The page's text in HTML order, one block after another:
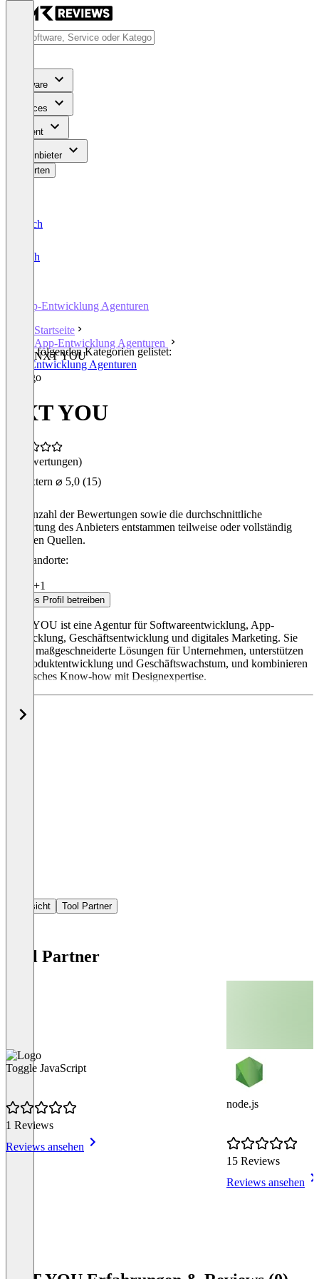
Software
Services
Content
Für Anbieter
Bewerten
Deutsch
English
App-Entwicklung Agenturen
Startseite
App-Entwicklung Agenturen
NXT YOU
In den folgenden Kategorien gelistet:
App-Entwicklung Agenturen
NXT YOU
(0 Bewertungen)
Extern ⌀ 5,0 (15)
Die Anzahl der Bewertungen sowie die durchschnittliche
Bewertung des Anbieters entstammen teilweise oder vollständig
externen Quellen.
Standorte:
+1
Dieses Profil betreiben
NXT YOU ist eine Agentur für Softwareentwicklung, App-
Entwicklung, Geschäftsentwicklung und digitales Marketing. Sie
bieten maßgeschneiderte Lösungen für Unternehmen, unterstützen
bei Produktentwicklung und Geschäftswachstum, und kombinieren
technisches Know-how mit Designexpertise.
Übersicht Tool Partner
Tool Partner
Toggle JavaScript
1 Reviews
Reviews ansehen
node.js
15 Reviews
Reviews ansehen